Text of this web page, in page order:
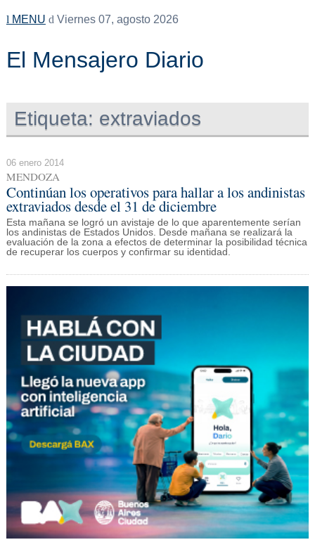
MENU Viernes 07, agosto 2026
El Mensajero Diario
Etiqueta: extraviados
06 enero 2014
MENDOZA
Continúan los operativos para hallar a los andinistas
extraviados desde el 31 de diciembre
Esta mañana se logró un avistaje de lo que aparentemente serían
los andinistas de Estados Unidos. Desde mañana se realizará la
evaluación de la zona a efectos de determinar la posibilidad técnica
de recuperar los cuerpos y confirmar su identidad.